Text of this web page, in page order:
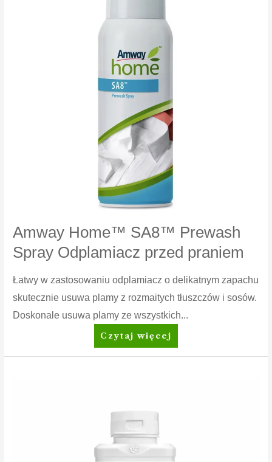
30
Amway Home™ SA8™ Prewash
Spray Odplamiacz przed praniem
Łatwy w zastosowaniu odplamiacz o delikatnym zapachu
skutecznie usuwa plamy z rozmaitych tłuszczów i sosów.
Doskonale usuwa plamy ze wszystkich...
Amway
Home™
przed
praniem
Czytaj więcej